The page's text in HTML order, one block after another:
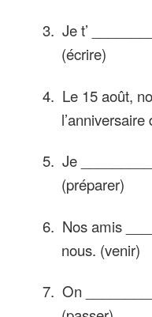
3. Je t’
(écrire)
4. Le 15 août,
5. Je
(préparer)
6. Nos amis
nous. (venir)
7. On